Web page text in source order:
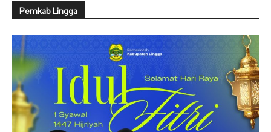
Pemkab Lingga